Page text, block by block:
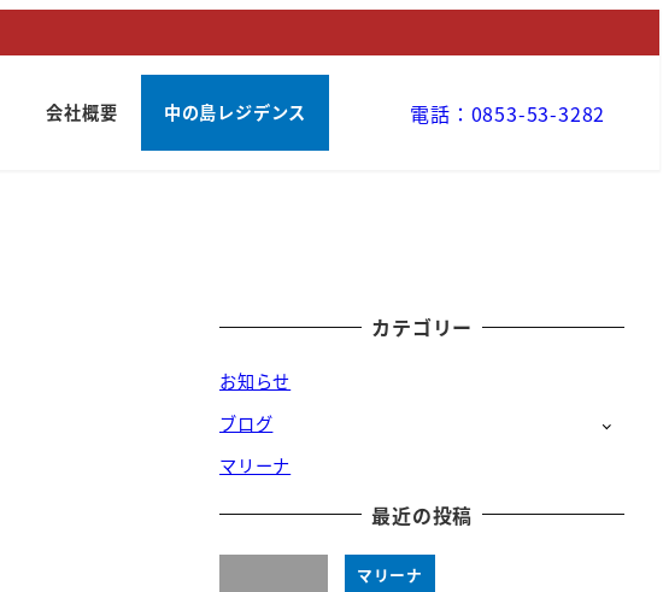
会社概要 中の島レジデンス 電話：0853-53-3282
カテゴリー
お知らせ
ブログ
マリーナ
最近の投稿
マリーナ